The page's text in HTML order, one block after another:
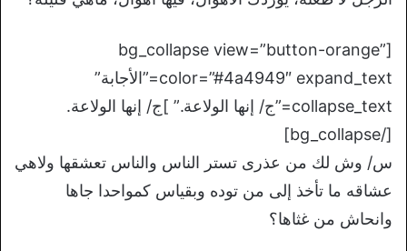
[bg_collapse view=”button-orange”
color=”#4a4949″ expand_text=”الأجابة”
collapse_text=”ج/ إنها الولاعة.” ]ج/ إنها الولاعة.
[/bg_collapse]
س/ وش لك من عذرى تستر الناس والناس تعشقها ولاهي
عشاقه ما تأخذ إلى من توده وبقياس كمواحدا جاها
وانحاش من غثاها؟